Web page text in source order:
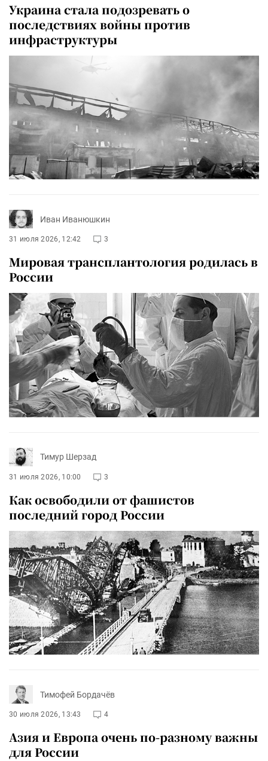
Украина стала подозревать о
последствиях войны против
инфраструктуры
Иван Иванюшкин
31 июля 2026, 12:42 3
Мировая трансплантология родилась в
России
Тимур Шерзад
31 июля 2026, 10:00 3
Как освободили от фашистов
последний город России
Тимофей Бордачёв
30 июля 2026, 13:43 4
Азия и Европа очень по-разному важны
для России